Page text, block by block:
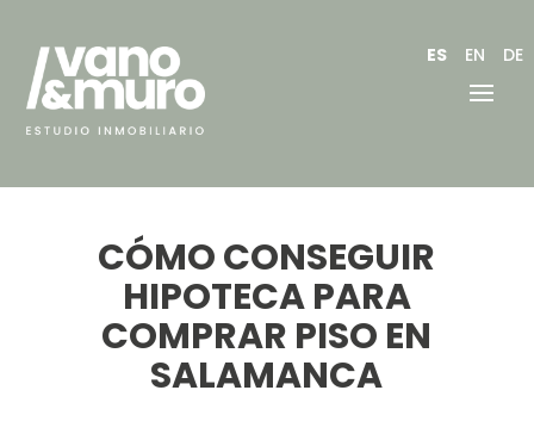
ES EN DE
CÓMO CONSEGUIR
HIPOTECA PARA
COMPRAR PISO EN
SALAMANCA